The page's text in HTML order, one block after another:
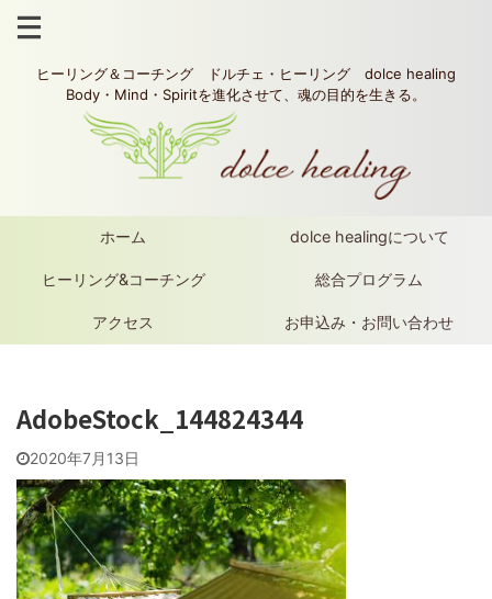
ヒーリング＆コーチング ドルチェ・ヒーリング dolce healing
Body・Mind・Spiritを進化させて、魂の目的を生きる。
ホーム dolce healingについて
ヒーリング&コーチング 総合プログラム
アクセス お申込み・お問い合わせ
AdobeStock_144824344
2020年7月13日